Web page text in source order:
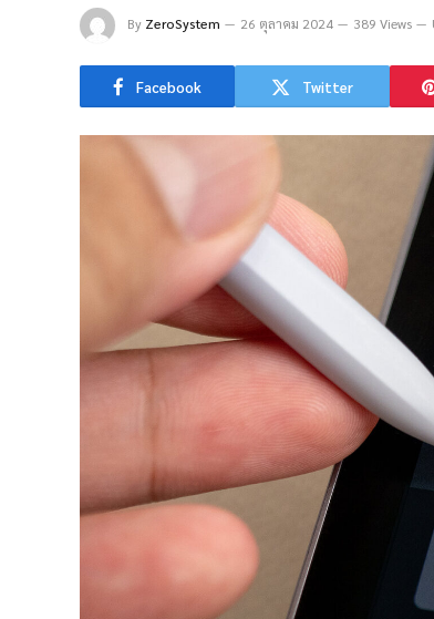
By ZeroSystem 26 ตุลาคม 2024 389 Views
Facebook Twitter